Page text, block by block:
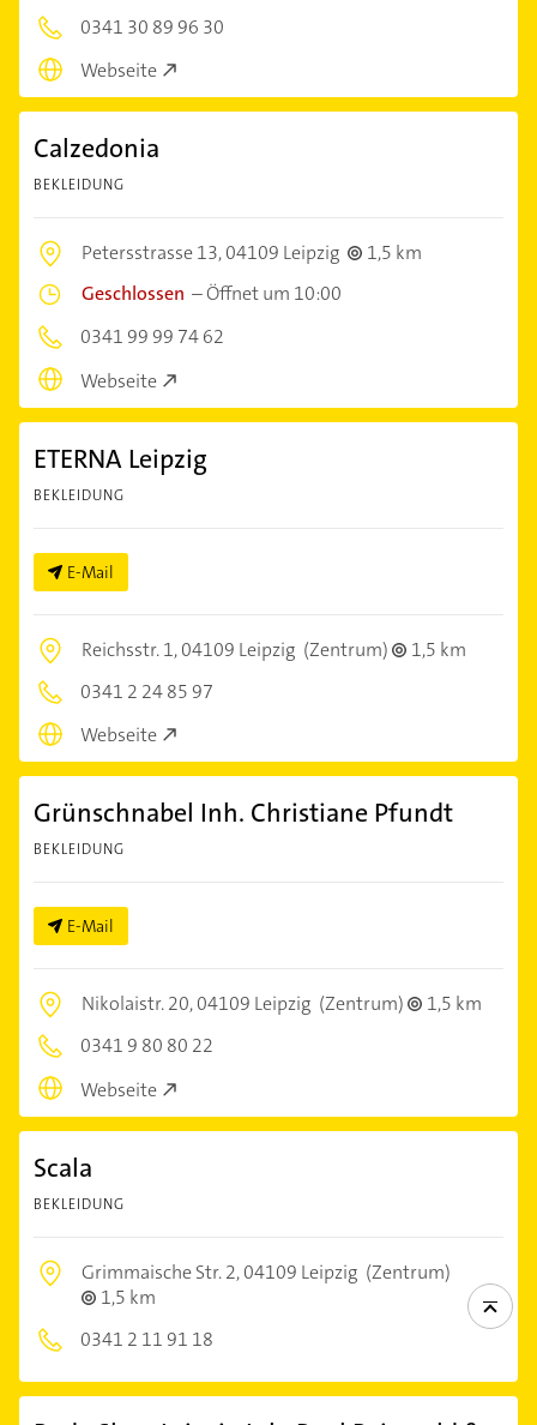
0341 30 89 96 30
Webseite
Calzedonia
BEKLEIDUNG
Petersstrasse 13,04109 Leipzig
1,5 km
Geschlossen –Öffnet um 10:00
0341 99 99 74 62
Webseite
ETERNA Leipzig
BEKLEIDUNG
E-Mail
Reichsstr. 1,04109 Leipzig (Zentrum)
1,5 km
0341 2 24 85 97
Webseite
Grünschnabel Inh. Christiane Pfundt
BEKLEIDUNG
E-Mail
Nikolaistr. 20,04109 Leipzig (Zentrum)
1,5 km
0341 9 80 80 22
Webseite
Scala
BEKLEIDUNG
Grimmaische Str. 2,04109 Leipzig (Zentrum)
1,5 km
0341 2 11 91 18